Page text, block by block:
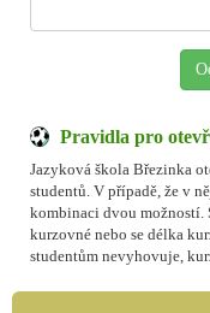
Pravidla pro
Jazyková škola Březinka
studentů. V případě, že v
kombinaci dvou možností.
kurzovné nebo se délka
studentům nevyhovuje,